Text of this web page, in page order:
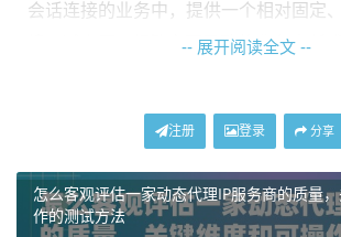
会话连接的业务中，提供一个相对固定
境，减少因IP频繁变更导致的业务中断
现了典型的动态代理IP特性，支持1-120
话时长，灵活应对需要频繁更换IP的场
效ISP住宅代理”则更偏向于长效动态IP
时在线能力”，适合需要稳定链路的长期
-- 展开阅读全文 --
注册 登录 分享
怎么客观评估一家动态代理IP服务商的质量
作的测试方法